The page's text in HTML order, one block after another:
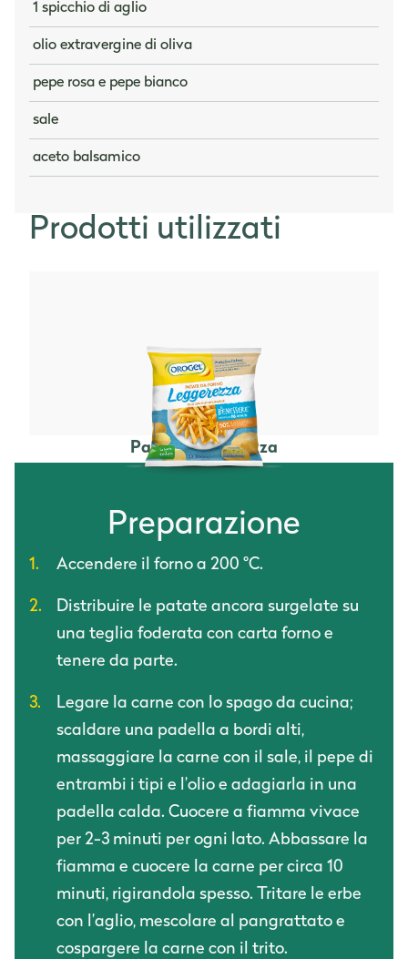
1 spicchio di aglio
olio extravergine di oliva
pepe rosa e pepe bianco
sale
aceto balsamico
Prodotti utilizzati
Patate Leggerezza
Preparazione
Accendere il forno a 200 °C.
Distribuire le patate ancora surgelate su
una teglia foderata con carta forno e
tenere da parte.
Legare la carne con lo spago da cucina;
scaldare una padella a bordi alti,
massaggiare la carne con il sale, il pepe di
entrambi i tipi e l’olio e adagiarla in una
padella calda. Cuocere a fiamma vivace
per 2-3 minuti per ogni lato. Abbassare la
fiamma e cuocere la carne per circa 10
minuti, rigirandola spesso. Tritare le erbe
con l’aglio, mescolare al pangrattato e
cospargere la carne con il trito.